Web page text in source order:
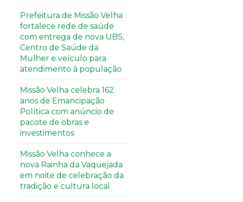
Prefeitura de Missão Velha
fortalece rede de saúde
com entrega de nova UBS,
Centro de Saúde da
Mulher e veículo para
atendimento à população
Missão Velha celebra 162
anos de Emancipação
Política com anúncio de
pacote de obras e
investimentos
Missão Velha conhece a
nova Rainha da Vaquejada
em noite de celebração da
tradição e cultura local